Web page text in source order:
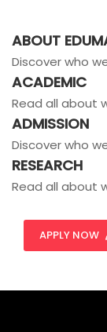
ABOUT
Discover who
ACADEMIC
Read all about
ADMISSION
Discover who
RESEARCH
Read all about
APPLY NOW